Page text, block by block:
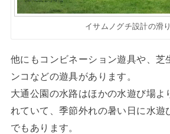
イサムノグチ設計の滑
他にもコンビネーション遊具や、芝
ンコなどの遊具があります。
大通公園の水路はほかの水遊び場よ
れていて、季節外れの暑い日に水遊
でもあります。